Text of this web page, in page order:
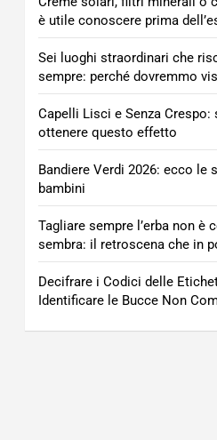
è utile conoscere prima
Sei luoghi straordinari che
sempre: perché dovremmo
Capelli Lisci e Senza
ottenere questo effetto
Bandiere Verdi 2026: ecco le
bambini
Tagliare sempre l’erba non è
sembra: il retroscena che in
Decifrare i Codici delle
Identificare le Bucce Non